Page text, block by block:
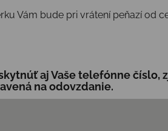
Vám bude pri vrátení peňazí od
aj Vaše telefónne číslo,
na odovzdanie.